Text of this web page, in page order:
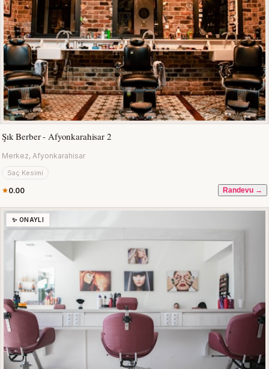
Şık Berber - Afyonkarahisar 2
Merkez, Afyonkarahisar
Saç Kesimi
0.00 Randevu →
✨ ONAYLI